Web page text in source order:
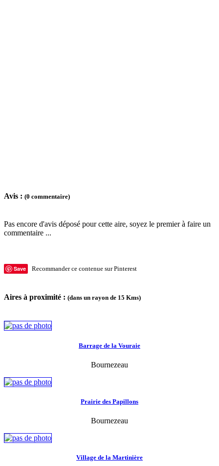
Avis : (0 commentaire)
Pas encore d'avis déposé pour cette aire, soyez le premier à faire un
commentaire ...
Save Recommander ce contenue sur Pinterest
Aires à proximité : (dans un rayon de 15 Kms)
Barrage de la Vouraie
Bournezeau
Prairie des Papillons
Bournezeau
Village de la Martinière